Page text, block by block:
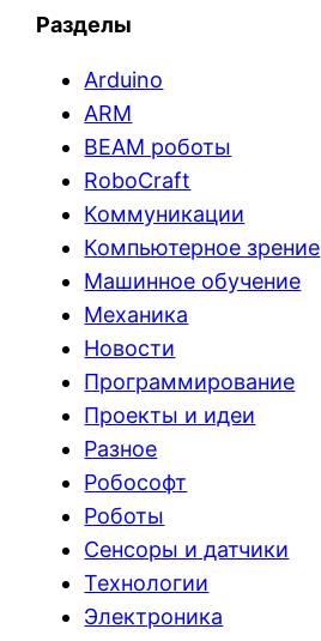
Разделы
Arduino
ARM
BEAM роботы
RoboCraft
Коммуникации
Компьютерное зрение
Машинное обучение
Механика
Новости
Программирование
Проекты и идеи
Разное
Робософт
Роботы
Сенсоры и датчики
Технологии
Электроника